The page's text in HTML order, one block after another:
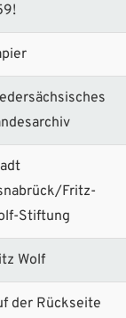
Fritz-
Stiftung
Wolf
der Rückseite